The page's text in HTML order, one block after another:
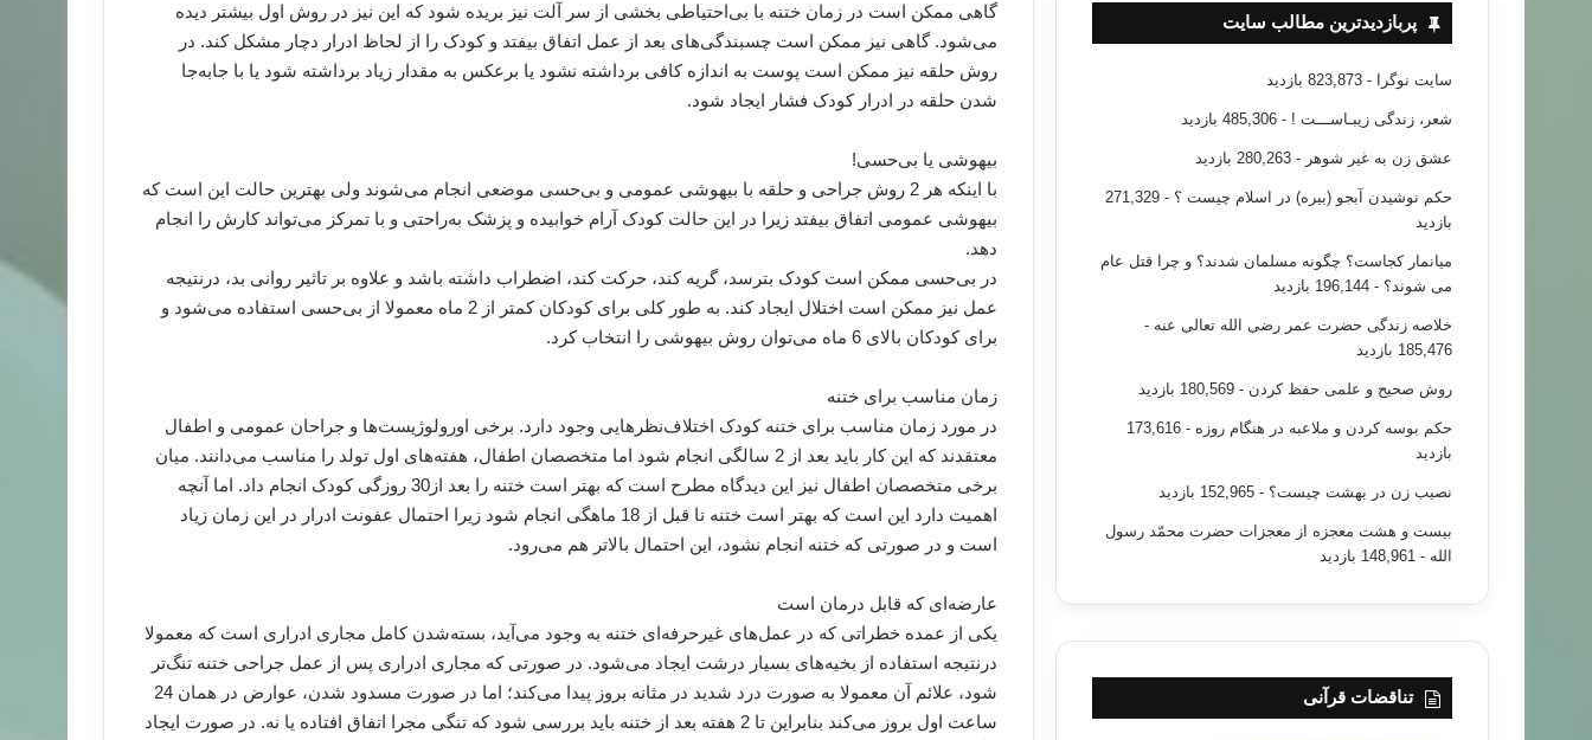
گاهی ممکن است در زمان ختنه با بی‌احتیاطی بخشی از سر آلت نیز بریده شود که این نیز در روش اول بیشتر دیده
می‌شود. گاهی نیز ممکن است چسبندگی‌های بعد از عمل اتفاق بیفتد و کودک را از لحاظ ادرار دچار مشکل کند. در
روش حلقه نیز ممکن است پوست به اندازه کافی برداشته نشود یا برعکس به مقدار زیاد برداشته شود یا با جابه‌جا
شدن حلقه در ادرار کودک فشار ایجاد شود.
بیهوشی یا بی‌حسی!
با اینکه هر 2 روش جراحی و حلقه با بیهوشی عمومی و بی‌حسی موضعی انجام می‌شوند ولی بهترین حالت این است که
بیهوشی عمومی اتفاق بیفتد زیرا در این حالت کودک آرام خوابیده و پزشک به‌راحتی و با تمرکز می‌تواند کارش را انجام
دهد.
در بی‌حسی ممکن است کودک بترسد، گریه کند، حرکت کند، اضطراب داشته باشد و علاوه بر تاثیر روانی بد، درنتیجه
عمل نیز ممکن است اختلال ایجاد کند. به طور کلی برای کودکان کمتر از 2 ماه معمولا از بی‌حسی استفاده می‌شود و
برای کودکان بالای 6 ماه می‌توان روش بیهوشی را انتخاب کرد.
زمان مناسب برای ختنه
در مورد زمان مناسب برای ختنه کودک اختلاف‌نظرهایی وجود دارد. برخی اورولوژیست‌ها و جراحان عمومی و اطفال
معتقدند که این کار باید بعد از 2 سالگی انجام شود اما متخصصان اطفال، هفته‌های اول تولد را مناسب می‌دانند. میان
برخی متخصصان اطفال نیز این دیدگاه مطرح است كه بهتر است ختنه را بعد از30 روز‌گی کودک انجام داد. اما آنچه
اهمیت دارد این است که بهتر است ختنه تا قبل از 18 ماهگی انجام شود زیرا احتمال عفونت ادرار در این زمان زیاد
است و در صورتی که ختنه انجام نشود، این احتمال بالاتر هم می‌رود.
عارضه‌ای كه قابل درمان است
یکی از عمده خطراتی که در عمل‌های غیرحرفه‌ای ختنه به وجود می‌آید، بسته‌شدن کامل مجاری ادراری است که معمولا
درنتیجه استفاده از بخیه‌های بسیار درشت ایجاد می‌شود. در صورتی که مجاری ادراری پس از عمل جراحی ختنه تنگ‌تر
شود، علائم آن معمولا به صورت درد شدید در مثانه بروز پیدا می‌کند؛ اما در صورت مسدود شدن، عوارض در همان 24
ساعت اول بروز می‌کند بنابراین تا 2 هفته بعد از ختنه باید بررسی شود که تنگی مجرا اتفاق افتاده یا نه. در صورت ایجاد
پربازدیدترین مطالب سایت
سایت نوگرا - 823,873 بازدید
شعر، زندگی زیبـاســـت ! - 485,306 بازدید
عشق زن به غیر شوهر - 280,263 بازدید
حکم نوشیدن آبجو (بیره) در اسلام چیست ؟
- 271,329
بازدید
میانمار کجاست؟ چگونه مسلمان شدند؟ و چرا قتل عام
می شوند؟ - 196,144 بازدید
خلاصه زندگی حضرت عمر رضی الله تعالی عنه -
185,476 بازدید
روش صحیح و علمی حفظ کردن - 180,569 بازدید
حکم بوسه کردن و ملاعبه در هنگام روزه
- 173,616
بازدید
نصیب زن در بهشت چیست؟ - 152,965 بازدید
بیست و هشت معجزه از معجزات حضرت محمّد رسول
الله - 148,961 بازدید
تناقضات قرآنی